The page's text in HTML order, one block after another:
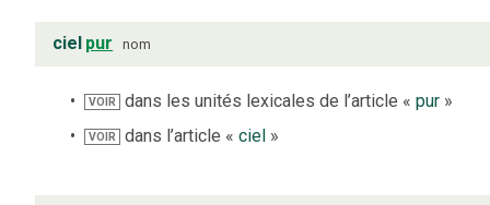
ciel pur nom
VOIR dans les unités lexicales de l’article «pur »
VOIR dans l’article «ciel »